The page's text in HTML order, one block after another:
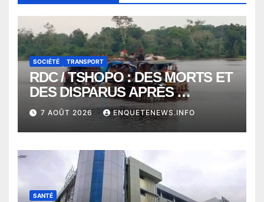
SOCIÉTÉ TRANSPORT
RDC / TSHOPO : DES MORTS ET
DES DISPARUS APRÈS
NAUFRAGE D’UNE BALEINIERE
À QUELQUES KILOMÈTRES DE
KISANGANI
7 AOÛT 2026 ENQUETENEWS.INFO
SANTÉ